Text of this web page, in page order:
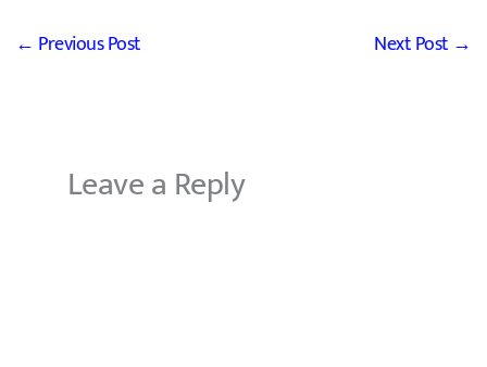
← Previous Post Next Post →
Leave a Reply